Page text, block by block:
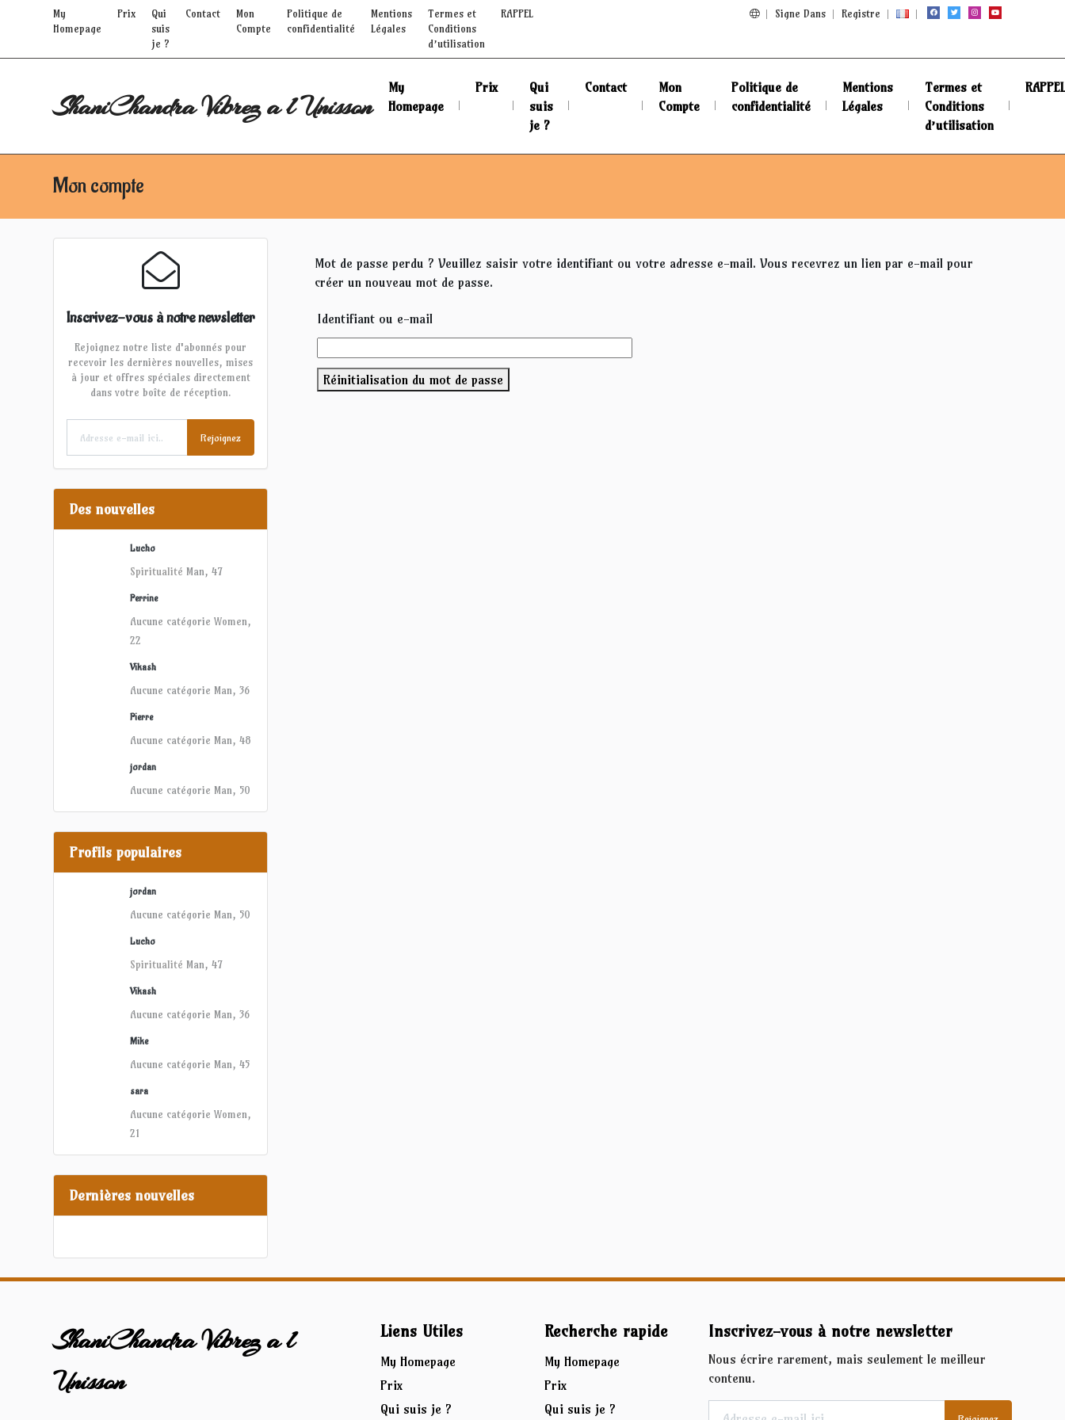
My
Homepage
Prix
Qui
suis
je ?
Contact
Mon
Compte
Politique de
confidentialité
Mentions
Légales
Termes et
Conditions
d’utilisation
RAPPEL Signe Dans Registre
ShaniChandra Vibrez a l Unisson
My
Homepage
Prix
Qui
suis
je ?
Contact
Mon
Compte
Politique de
confidentialité
Mentions
Légales
Termes et
Conditions
d’utilisation
Mon compte
Mot de passe perdu ? Veuillez saisir votre identifiant ou votre adresse e-mail. Vous recevrez un lien par e-mail pour
créer un nouveau mot de passe.
Identifiant ou e-mail
Réinitialisation du mot de passe
Inscrivez-vous à notre newsletter
Rejoignez notre liste d'abonnés pour
recevoir les dernières nouvelles, mises
à jour et offres spéciales directement
dans votre boîte de réception.
Rejoignez
Des nouvelles
Lucho
Spiritualité Man, 47
Perrine
Aucune catégorie Women,
22
Vikash
Aucune catégorie Man, 36
Pierre
Aucune catégorie Man, 48
jordan
Aucune catégorie Man, 50
Profils populaires
jordan
Aucune catégorie Man, 50
Lucho
Spiritualité Man, 47
Vikash
Aucune catégorie Man, 36
Mike
Aucune catégorie Man, 45
sara
Aucune catégorie Women,
21
Dernières nouvelles
ShaniChandra Vibrez a l
Unisson
Liens Utiles
My Homepage
Prix
Qui suis je ?
Recherche rapide
My Homepage
Prix
Qui suis je ?
Inscrivez-vous à notre newsletter
Nous écrire rarement, mais seulement le meilleur
contenu.